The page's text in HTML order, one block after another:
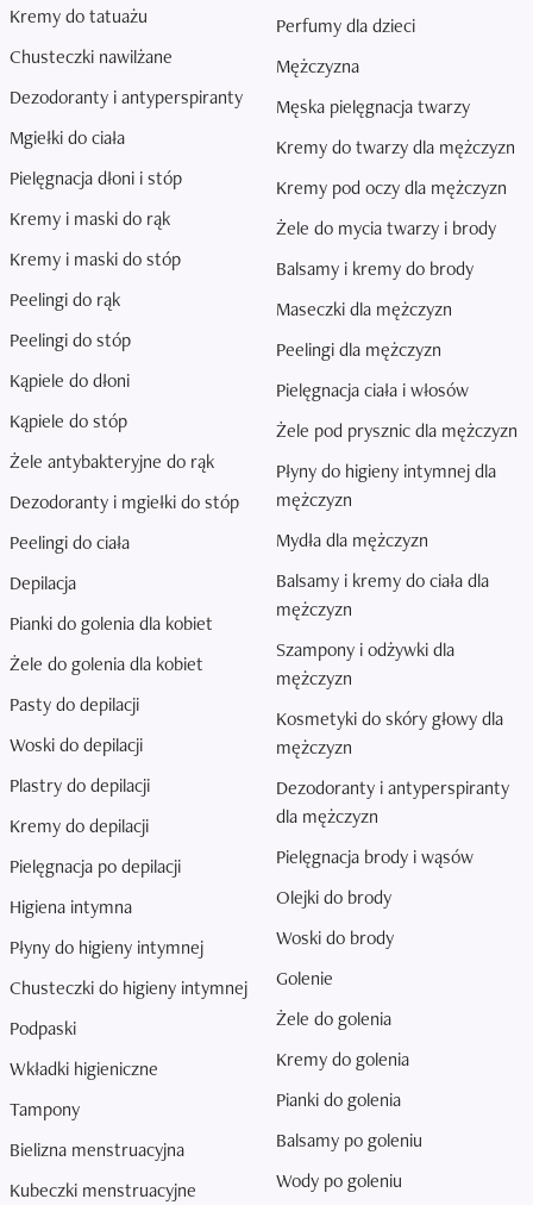
Kremy do tatuażu
Chusteczki nawilżane
Dezodoranty i antyperspiranty
Mgiełki do ciała
Pielęgnacja dłoni i stóp
Kremy i maski do rąk
Kremy i maski do stóp
Peelingi do rąk
Peelingi do stóp
Kąpiele do dłoni
Kąpiele do stóp
Żele antybakteryjne do rąk
Dezodoranty i mgiełki do stóp
Peelingi do ciała
Depilacja
Pianki do golenia dla kobiet
Żele do golenia dla kobiet
Pasty do depilacji
Woski do depilacji
Plastry do depilacji
Kremy do depilacji
Pielęgnacja po depilacji
Higiena intymna
Płyny do higieny intymnej
Chusteczki do higieny intymnej
Podpaski
Wkładki higieniczne
Tampony
Bielizna menstruacyjna
Kubeczki menstruacyjne
Perfumy dla dzieci
Mężczyzna
Męska pielęgnacja twarzy
Kremy do twarzy dla mężczyzn
Kremy pod oczy dla mężczyzn
Żele do mycia twarzy i brody
Balsamy i kremy do brody
Maseczki dla mężczyzn
Peelingi dla mężczyzn
Pielęgnacja ciała i włosów
Żele pod prysznic dla mężczyzn
Płyny do higieny intymnej dla
mężczyzn
Mydła dla mężczyzn
Balsamy i kremy do ciała dla
mężczyzn
Szampony i odżywki dla
mężczyzn
Kosmetyki do skóry głowy dla
mężczyzn
Dezodoranty i antyperspiranty
dla mężczyzn
Pielęgnacja brody i wąsów
Olejki do brody
Woski do brody
Golenie
Żele do golenia
Kremy do golenia
Pianki do golenia
Balsamy po goleniu
Wody po goleniu